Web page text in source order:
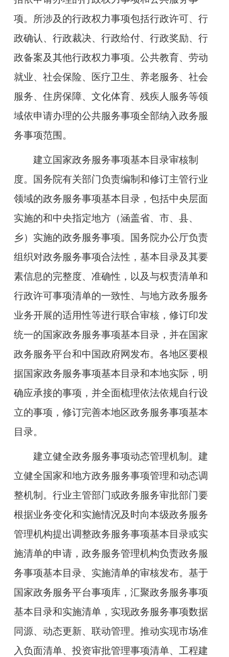
项。所涉及的行政权力事项包括行政许可、行
政确认、行政裁决、行政给付、行政奖励、行
政备案及其他行政权力事项。公共教育、劳动
就业、社会保险、医疗卫生、养老服务、社会
服务、住房保障、文化体育、残疾人服务等领
域依申请办理的公共服务事项全部纳入政务服
务事项范围。
建立国家政务服务事项基本目录审核制
度。
国务院有关部门负责编制和修订主管行业
领域的政务服务事项基本目录，包括中央层面
实施的和中央指定地方（涵盖省、市、县、
乡）实施的政务服务事项。国务院办公厅负责
组织对政务服务事项合法性，基本目录及其要
素信息的完整度、准确性，以及与权责清单和
行政许可事项清单的一致性、与地方政务服务
业务开展的适用性等进行联合审核，修订印发
统一的国家政务服务事项基本目录，并在国家
政务服务平台和中国政府网发布。各地区要根
据国家政务服务事项基本目录和本地实际，明
确应承接的事项，并全面梳理依法依规自行设
立的事项，修订完善本地区政务服务事项基本
目录。
建立健全政务服务事项动态管理机制。建
立健全国家和地方政务服务事项管理和动态调
整机制。行业主管部门或政务服务审批部门要
根据业务变化和实施情况及时向本级政务服务
管理机构提出调整政务服务事项基本目录或实
施清单的申请，政务服务管理机构负责政务服
务事项基本目录、实施清单的审核发布。基于
国家政务服务平台事项库，汇聚政务服务事项
基本目录和实施清单，实现政务服务事项数据
同源、动态更新、联动管理。推动实现市场准
入负面清单、投资审批管理事项清单、工程建